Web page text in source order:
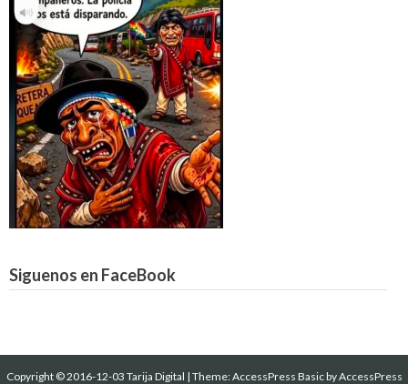
Siguenos en FaceBook
Copyright © 2016-12-03 Tarija Digital | Theme:AccessPress Basicby AccessPress